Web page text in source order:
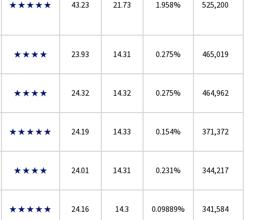
★★★★★ 43.23 21.73 1.958% 525,200
★★★★ 23.93 14.31 0.275% 465,019
★★★★ 24.32 14.32 0.275% 464,962
★★★★★ 24.19 14.33 0.154% 371,372
★★★★ 24.01 14.31 0.231% 344,217
★★★★★ 24.16 14.3 0.09889% 341,584